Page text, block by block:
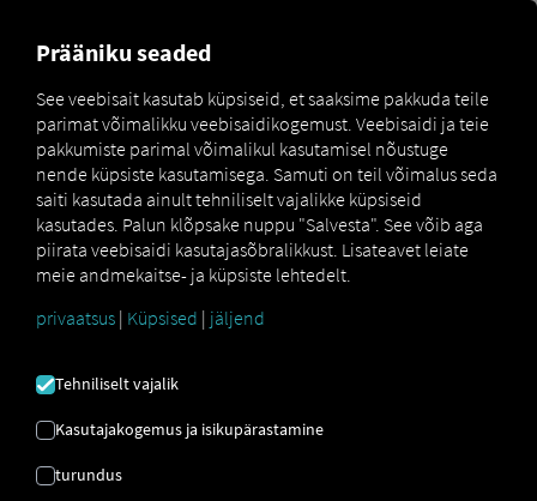
Marketplace MAN DigitalServices MAN SimplePay
Tõhus tegevuskulude haldamine ja
Prääniku seaded
See veebisait kasutab küpsiseid, et saaksime pakkuda teile
parimat võimalikku veebisaidikogemust. Veebisaidi ja teie
pakkumiste parimal võimalikul kasutamisel nõustuge
nende küpsiste kasutamisega. Samuti on teil võimalus seda
saiti kasutada ainult tehniliselt vajalikke küpsiseid
kasutades. Palun klõpsake nuppu "Salvesta". See võib aga
piirata veebisaidi kasutajasõbralikkust. Lisateavet leiate
meie andmekaitse- ja küpsiste lehtedelt.
privaatsus | Küpsised | jäljend
Tehniliselt vajalik
Kasutajakogemus ja isikupärastamine
turundus